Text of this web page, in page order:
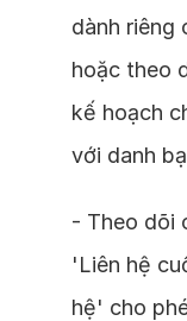
dành riêng
hoặc theo
kế hoạch
với danh
- Theo dõi
'Liên hệ
hệ' cho